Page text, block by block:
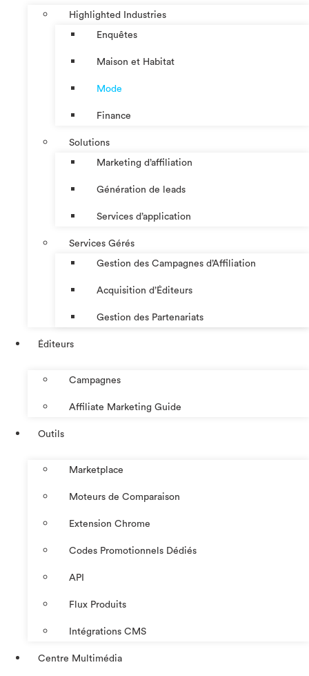
Highlighted Industries
Enquêtes
Maison et Habitat
Mode
Finance
Solutions
Marketing d’affiliation
Génération de leads
Services d’application
Services Gérés
Gestion des Campagnes d’Affiliation​
Acquisition d’Éditeurs
Gestion des Partenariats
Éditeurs
Campagnes
Affiliate Marketing Guide
Outils
Marketplace
Moteurs de Comparaison
Extension Chrome
Codes Promotionnels Dédiés
API
Flux Produits
Intégrations CMS
Centre Multimédia